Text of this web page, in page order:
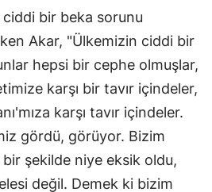
Isparta
Mersin
İstanbul
İzmir
Kars
bir beka sorunu
Akar, "Ülkemizin ciddi bir
hepsi bir cephe olmuşlar,
karşı bir tavır içindeler,
karşı tavır içindeler.
gördü, görüyor. Bizim
şekilde niye eksik oldu,
değil. Demek ki bizim